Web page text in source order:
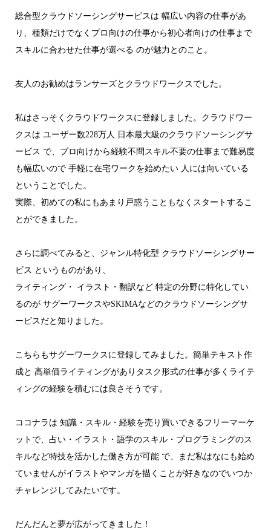
総合型クラウドソーシングサービスは 幅広い内容の仕事があ
り、種類だけでなくプロ向けの仕事から初心者向けの仕事まで
スキルに合わせた仕事が選べる のが魅力とのこと。
友人のお勧めはランサーズとクラウドワークスでした。
私はさっそくクラウドワークスに登録しました。クラウドワー
クスは ユーザー数228万人 日本最大級のクラウドソーシングサ
ービス で、プロ向けから経験不問スキル不要の仕事まで難易度
も幅広いので 手軽に在宅ワークを始めたい 人には向いている
ということでした。
実際、初めての私にもあまり戸惑うこともなくスタートするこ
とができました。
さらに調べてみると、ジャンル特化型 クラウドソーシングサー
ビス というものがあり、
ライティング・ イラスト・翻訳など 特定の分野に特化してい
るのが サグーワークスやSKIMAなどのクラウドソーシングサ
ービスだと知りました。
こちらもサグーワークスに登録してみました。簡単テキスト作
成と 高単価ライティングがありタスク形式の仕事が多くライテ
ィングの経験を積むには良さそうです。
ココナラは 知識・スキル・経験を売り買いできるフリーマーケ
ットで、占い・イラスト・語学のスキル・プログラミングのス
キルなど特技を活かした働き方が可能 で、まだ私はなにも始め
ていませんがイラストやマンガを描くことが好きなのでいつか
チャレンジしてみたいです。
だんだんと夢が広がってきました！